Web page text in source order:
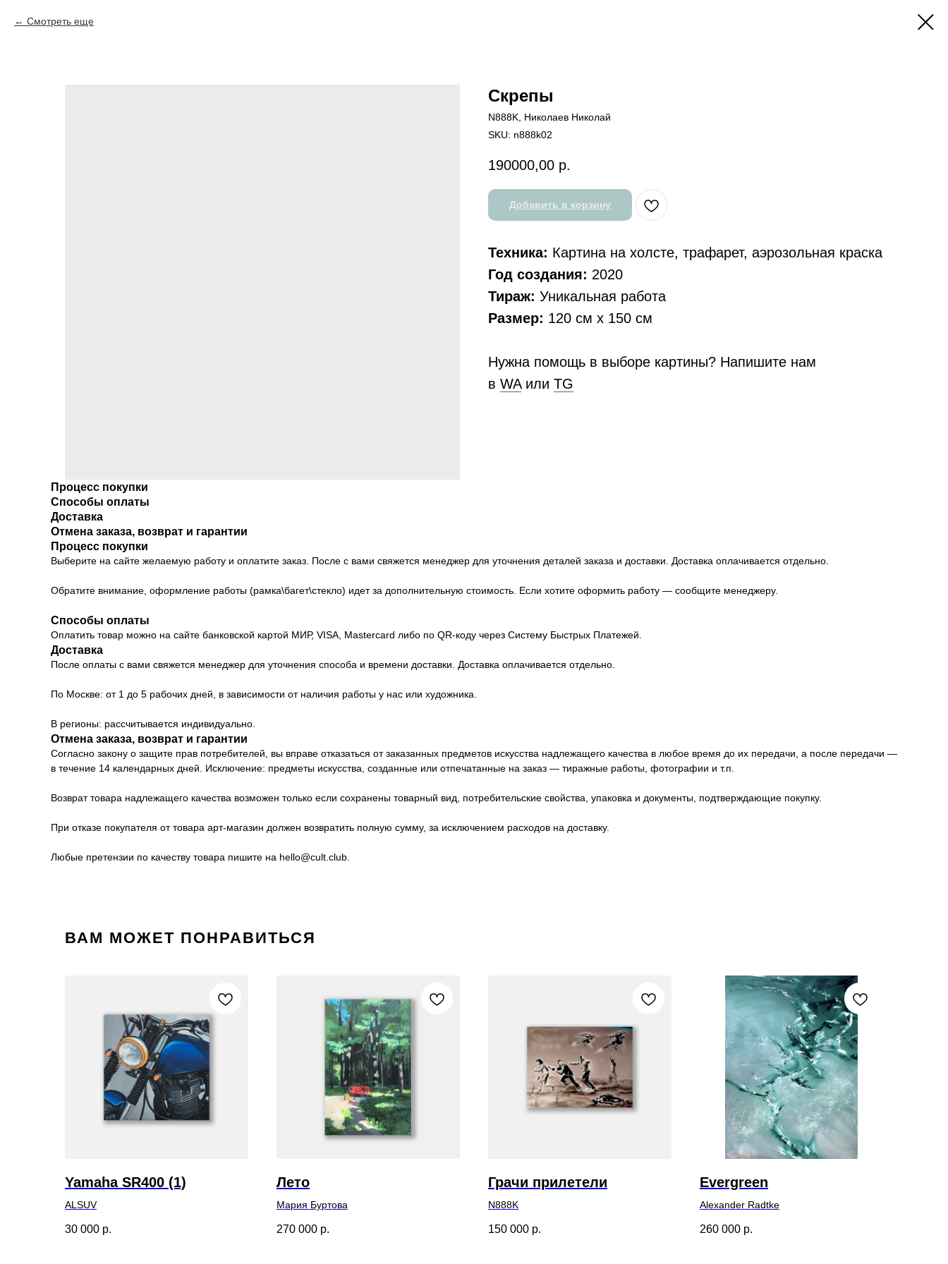
Смотреть еще
Скрепы
N888K, Николаев Николай
SKU: n888k02
190000,00 р.
Добавить в корзину
Техника: Картина на холсте, трафарет, аэрозольная краска
Год создания: 2020
Тираж: Уникальная работа
Размер: 120 см х 150 см
Нужна помощь в выборе картины? Напишите нам
в WAили ТG
Процесс покупки
Способы оплаты
Доставка
Отмена заказа, возврат и гарантии
Процесс покупки
Выберите на сайте желаемую работу и оплатите заказ. После с вами свяжется менеджер для уточнения деталей заказа и доставки. Доставка оплачивается отдельно.
Обратите внимание, оформление работы (рамка\багет\стекло) идет за дополнительную стоимость. Если хотите оформить работу — сообщите менеджеру.
Способы оплаты
Оплатить товар можно на сайте банковской картой МИР, VISA, Mastercard либо по QR-коду через Систему Быстрых Платежей.
Доставка
После оплаты с вами свяжется менеджер для уточнения способа и времени доставки. Доставка оплачивается отдельно.
По Москве: от 1 до 5 рабочих дней, в зависимости от наличия работы у нас или художника.
В регионы: рассчитывается индивидуально.
Отмена заказа, возврат и гарантии
Согласно закону о защите прав потребителей, вы вправе отказаться от заказанных предметов искусства надлежащего качества в любое время до их передачи, а после передачи —
в течение 14 календарных дней. Исключение: предметы искусства, созданные или отпечатанные на заказ — тиражные работы, фотографии и т.п.
Возврат товара надлежащего качества возможен только если сохранены товарный вид, потребительские свойства, упаковка и документы, подтверждающие покупку.
При отказе покупателя от товара арт-магазин должен возвратить полную сумму, за исключением расходов на доставку.
Любые претензии по качеству товара пишите на hello@cult.club.
ВАМ МОЖЕТ ПОНРАВИТЬСЯ
Yamaha SR400 (1)
ALSUV
30 000 р.
Лето
Мария Буртова
270 000 р.
Грачи прилетели
N888K
150 000 р.
Evergreen
Alexander Radtke
260 000 р.